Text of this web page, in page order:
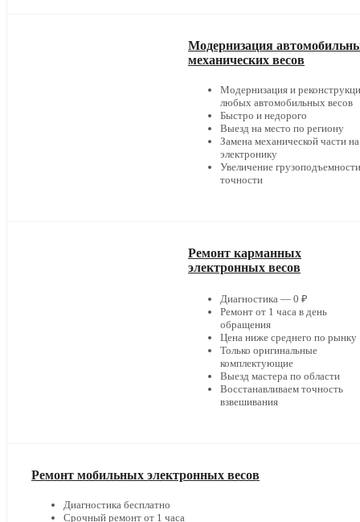
Модернизация
механических весов
Модернизация и
любых автомобильных весов
Быстро и недорого
Выезд на место по региону
Замена механической части на
электронику
Увеличение
точности
Ремонт карманных
электронных весов
Диагностика — 0 ₽
Ремонт от 1 часа в день
обращения
Цена ниже среднего по рынку
Только оригинальные
комплектующие
Выезд мастера по области
Восстанавливаем точность
взвешивания
Ремонт мобильных электронных весов
Диагностика бесплатно
Срочный ремонт от 1 часа